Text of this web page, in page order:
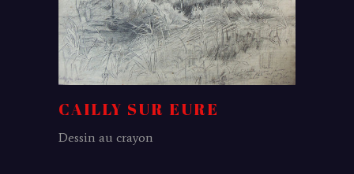
CAILLY SUR EURE
Dessin au crayon